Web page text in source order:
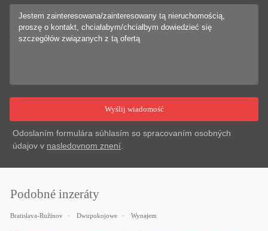
Odoslaním formulára súhlasím so spracovaním osobných
údajov v nasledovnom znení
Podobné inzeráty
Bratislava-Ružinov Dwupokojowe Wynajem